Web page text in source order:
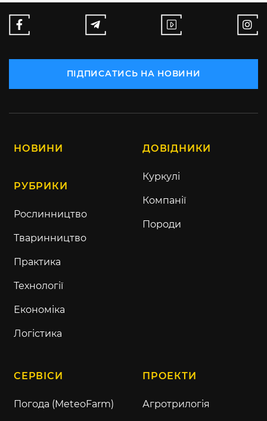
ПІДПИСАТИСЬ НА НОВИНИ
НОВИНИ
РУБРИКИ
Рослинництво
Тваринництво
Практика
Технології
Економіка
Логістика
ДОВІДНИКИ
Куркулі
Компанії
Породи
СЕРВІСИ
Погода (MeteoFarm)
ПРОЕКТИ
Агротрилогія